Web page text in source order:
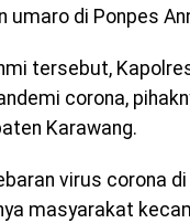
di Ponpes
tersebut,
corona,
Karawang.
virus corona
masyarakat